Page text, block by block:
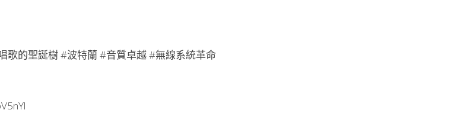
歌的聖誕樹 #波特蘭 #音質卓越 #無線系統革命